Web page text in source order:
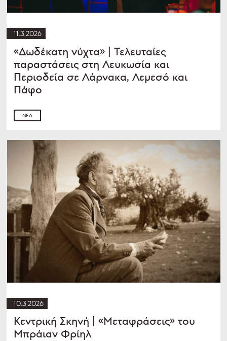
11.3.2026
«Δωδέκατη νύχτα» | Τελευταίες
παραστάσεις στη Λευκωσία και
Περιοδεία σε Λάρνακα, Λεμεσό και
Πάφο
ΝΈΑ
10.3.2026
Κεντρική Σκηνή | «Μεταφράσεις» του
Μπράιαν Φρίηλ